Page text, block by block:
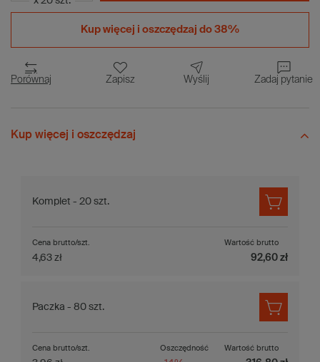
Kup więcej i oszczędzaj do 38%
Porównaj Zapisz Wyślij Zadaj pytanie
Kup więcej i oszczędzaj
Komplet - 20 szt.
Cena brutto/szt.
4,63 zł
Wartość brutto
92,60 zł
Paczka - 80 szt.
Oszczędność
Cena brutto/szt. Wartość brutto